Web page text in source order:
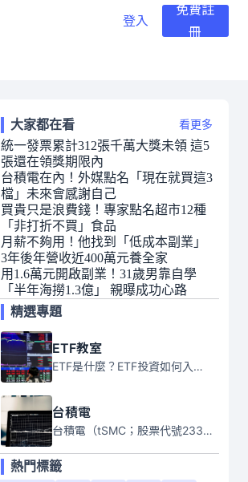
登入
免費註
冊
大家都在看 看更多
統一發票累計312張千萬大獎未領 這5
張還在領獎期限內
台積電在內！外媒點名「現在就買這3
檔」未來會感謝自己
買貴只是浪費錢！專家點名超市12種
「非打折不買」食品
月薪不夠用！他找到「低成本副業」
3年後年營收近400萬元養全家
用1.6萬元開啟副業！31歲男靠自學
「半年海撈1.3億」 親曝成功心路
精選專題
ETF教室
ETF是什麼？ETF投資如何入門？本系列專題文章將會告訴你新手必須知道的ETF基礎知識。
台積電
台積電（tSMC；股票代號2330）是全球領先的半導體代工公司，成立於1987年，總部位於台灣新竹。且已於美國、日本、德國及中國設廠，台積電是全球首家專業積體電路製造服務公司，也是全球最先進和最大規模的半導體代工廠。
熱門標籤